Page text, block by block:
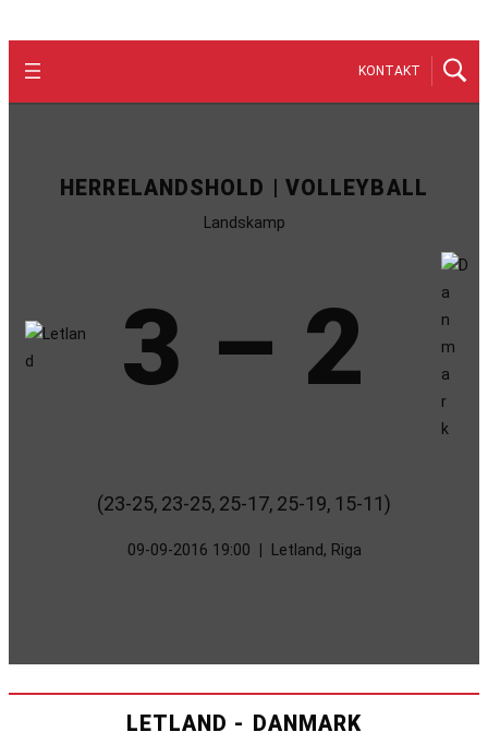
KONTAKT
HERRELANDSHOLD | VOLLEYBALL
Landskamp
3 – 2
(23-25, 23-25, 25-17, 25-19, 15-11)
09-09-2016 19:00 Letland, Riga
LETLAND - DANMARK